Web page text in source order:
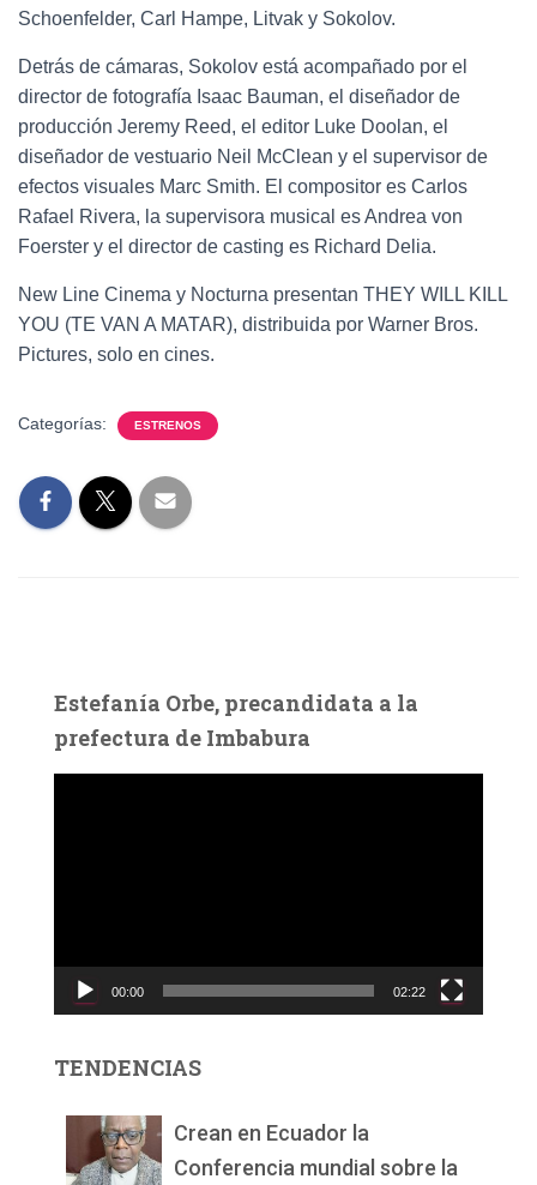
Schoenfelder, Carl Hampe, Litvak y Sokolov.
Detrás de cámaras, Sokolov está acompañado por el
director de fotografía Isaac Bauman, el diseñador de
producción Jeremy Reed, el editor Luke Doolan, el
diseñador de vestuario Neil McClean y el supervisor de
efectos visuales Marc Smith. El compositor es Carlos
Rafael Rivera, la supervisora musical es Andrea von
Foerster y el director de casting es Richard Delia.
New Line Cinema y Nocturna presentan THEY WILL KILL
YOU (TE VAN A MATAR), distribuida por Warner Bros.
Pictures, solo en cines.
Categorías: ESTRENOS
Estefanía Orbe, precandidata a la
prefectura de Imbabura
c
d
00:00 02:22
TENDENCIAS
Crean en Ecuador la
Conferencia mundial sobre la